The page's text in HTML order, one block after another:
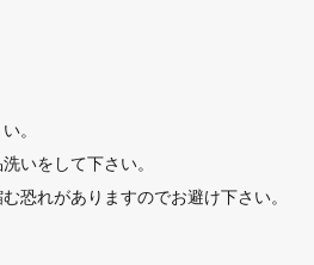
。
いをして下さい。
恐れがありますのでお避け下さい。